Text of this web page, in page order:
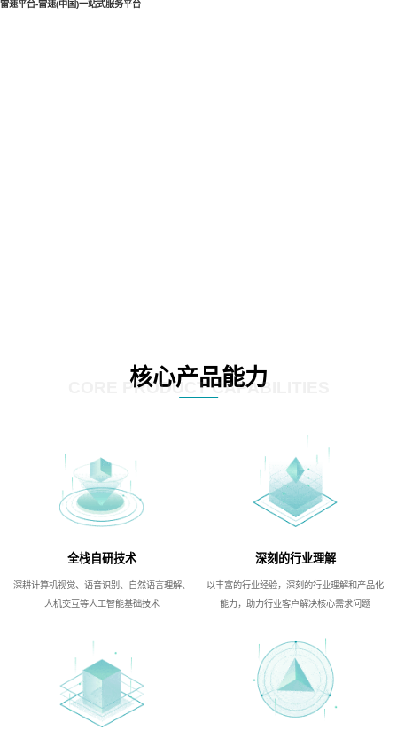
雷速平台-雷速(中国)一站式服务平台
核心产品能力
CORE PRODUCT CAPABILITIES
全栈自研技术
深耕计算机视觉、语音识别、自然语言理解、
人机交互等人工智能基础技术
深刻的行业理解
以丰富的行业经验，深刻的行业理解和产品化
能力，助力行业客户解决核心需求问题